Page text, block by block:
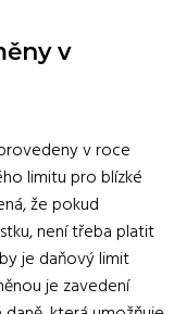
v
v roce
limitu pro blízké
že pokud
není třeba platit
je daňový limit
je zavedení